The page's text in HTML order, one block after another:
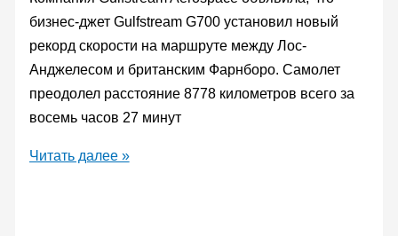
световых
лет
бизнес-джет Gulfstream G700 установил новый
рекорд скорости на маршруте между Лос-
Анджелесом и британским Фарнборо. Самолет
преодолел расстояние 8778 километров всего за
восемь часов 27 минут
Бизнес-
Читать далее »